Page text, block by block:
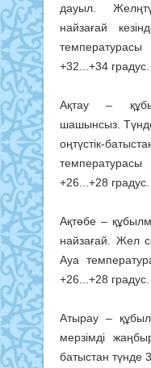
дауыл.
найзағай
+32...+34 градус.
Ақтау –
шашынсыз.
оңтүстік-
+26...+28 градус.
Ақтөбе –
найзағай. Жел
Ауа
+26...+28 градус.
Атырау –
мерзімді
батыстан түнде